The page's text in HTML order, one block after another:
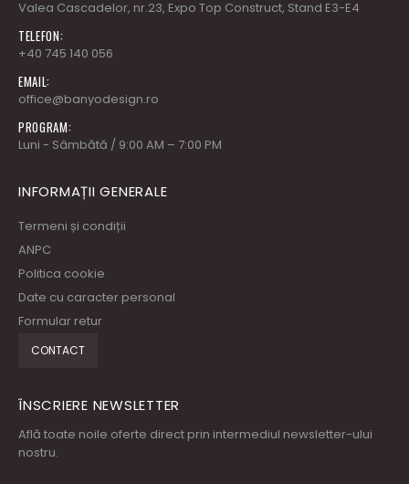
Garantie
Servicii Sanistore
ADRESĂ:
Valea Cascadelor, nr.23, Expo Top Construct, Stand E3-E4
TELEFON:
+40 745 140 056
office@banyodesign.ro
PROGRAM:
Luni - Sâmbătă / 9:00 AM – 7:00 PM
INFORMAȚII GENERALE
Termeni și condiții
ANPC
Formular retur
CONTACT